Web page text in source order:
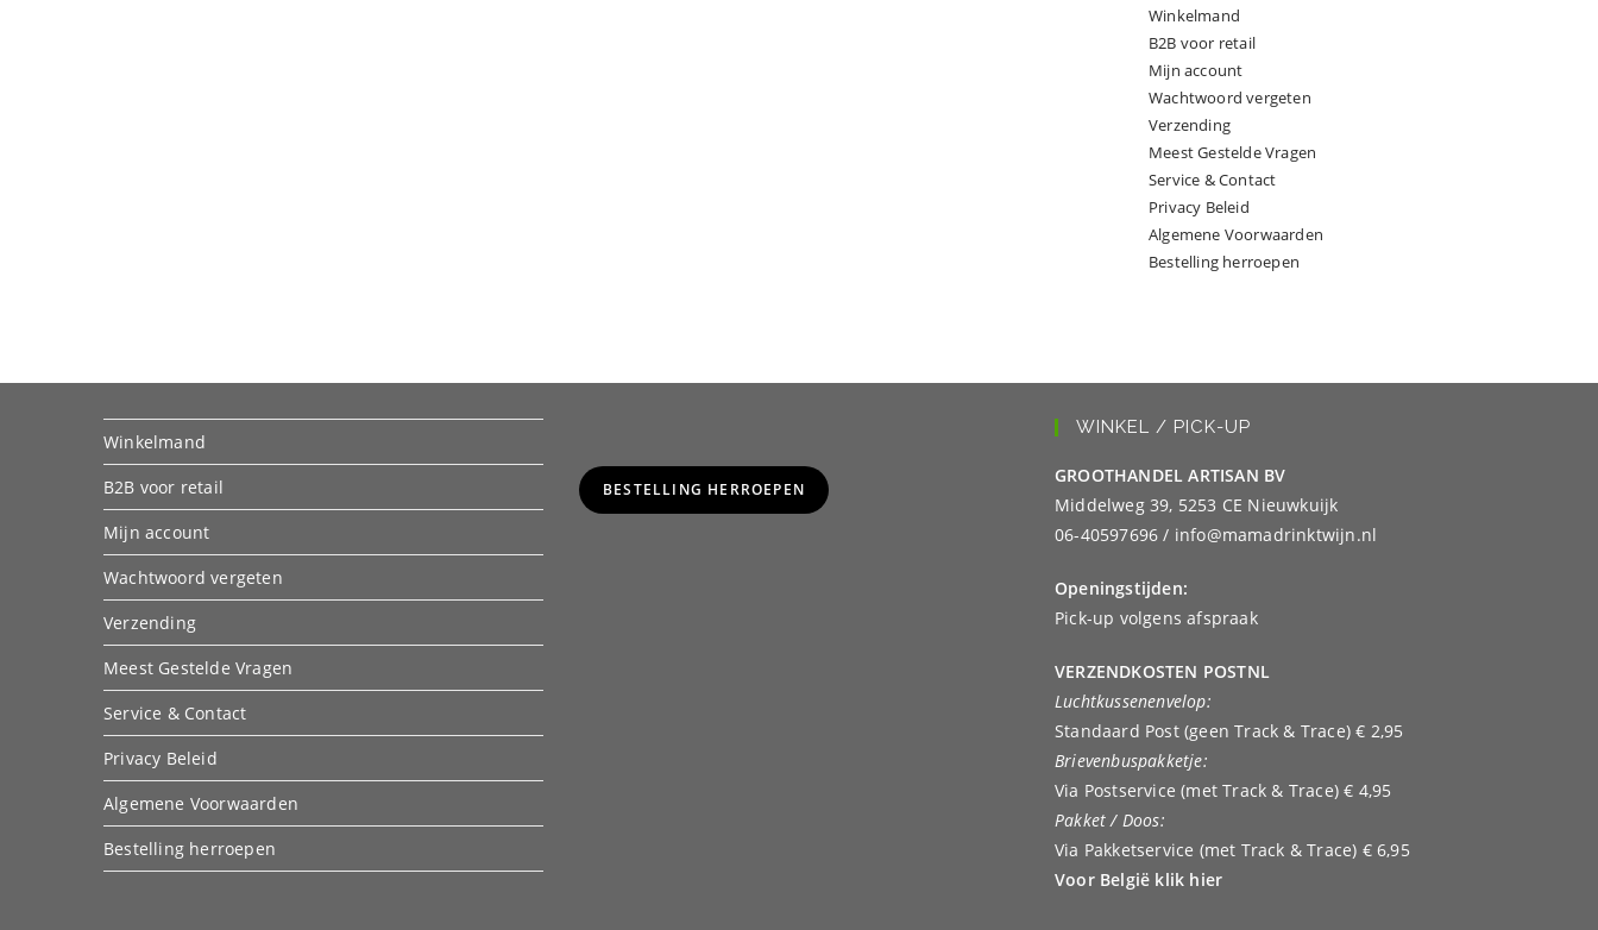
Winkelmand
B2B voor retail
Mijn account
Wachtwoord vergeten
Verzending
Meest Gestelde Vragen
Service & Contact
Privacy Beleid
Algemene Voorwaarden
Bestelling herroepen
Winkelmand
B2B voor retail
Mijn account
Wachtwoord vergeten
Verzending
Meest Gestelde Vragen
Service & Contact
Privacy Beleid
Algemene Voorwaarden
Bestelling herroepen
BESTELLING HERROEPEN
WINKEL / PICK-UP
GROOTHANDEL ARTISAN BV
Middelweg 39, 5253 CE Nieuwkuijk
06-40597696 / info@mamadrinktwijn.nl
Openingstijden:
Pick-up volgens afspraak
VERZENDKOSTEN POSTNL
Luchtkussenenvelop:
Standaard Post (geen Track & Trace) € 2,95
Brievenbuspakketje:
Via Postservice (met Track & Trace) € 4,95
Pakket / Doos:
Via Pakketservice (met Track & Trace) € 6,95
Voor België klik hier